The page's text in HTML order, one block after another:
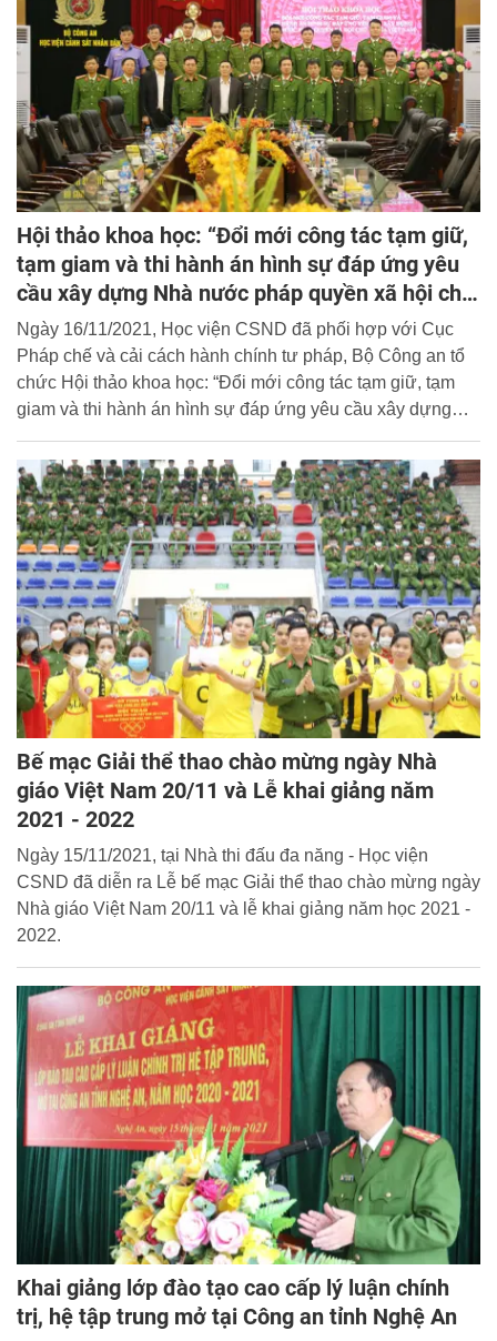
Hội thảo khoa học: “Đổi mới công tác tạm giữ,
tạm giam và thi hành án hình sự đáp ứng yêu
cầu xây dựng Nhà nước pháp quyền xã hội chủ
nghĩa Việt Nam”
Ngày 16/11/2021, Học viện CSND đã phối hợp với Cục
Pháp chế và cải cách hành chính tư pháp, Bộ Công an tổ
chức Hội thảo khoa học: “Đổi mới công tác tạm giữ, tạm
giam và thi hành án hình sự đáp ứng yêu cầu xây dựng
Bế mạc Giải thể thao chào mừng ngày Nhà
giáo Việt Nam 20/11 và Lễ khai giảng năm
2021 - 2022
Ngày 15/11/2021, tại Nhà thi đấu đa năng - Học viện
CSND đã diễn ra Lễ bế mạc Giải thể thao chào mừng ngày
Nhà giáo Việt Nam 20/11 và lễ khai giảng năm học 2021 -
2022.
Khai giảng lớp đào tạo cao cấp lý luận chính
trị, hệ tập trung mở tại Công an tỉnh Nghệ An